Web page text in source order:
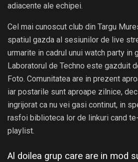
adiacente ale echipei.
Cel mai cunoscut club din Targu
spatiul gazda al sesiunilor de live
urmarite in cadrul unui watch party in
Laboratorul de Techno este gazduit
Foto. Comunitatea are in prezent
iar postarile sunt aproape zilnice,
ingrijorat ca nu vei gasi continut, in
rasfoi biblioteca lor de linkuri cand
playlist.
Al doilea grup care are in mod